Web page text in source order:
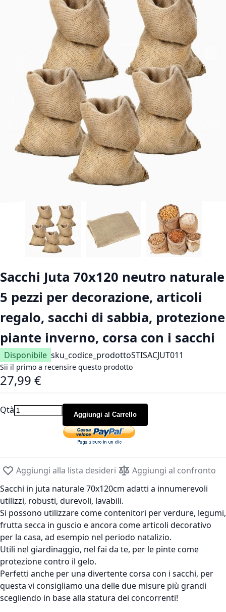
Vai all'inizio della galleria di immagini
Sacchi Juta 70x120 neutro naturale
5 pezzi per decorazione, articoli
regalo, sacchi di sabbia, protezione
piante inverno, corsa con i sacchi
Disponibile sku_codice_prodottoSTISACJUT011
Sii il primo a recensire questo prodotto
27,99 €
Qtà Aggiungi al Carrello
Aggiungi alla lista desideri
Aggiungi al confronto
Sacchi in juta naturale 70x120cm adatti a innumerevoli
utilizzi, robusti, durevoli, lavabili.
Si possono utilizzare come contenitori per verdure, legumi,
frutta secca in guscio e ancora come articoli decorativo
per la casa, ad esempio nel periodo natalizio.
Utili nel giardinaggio, nel fai da te, per le pinte come
protezione contro il gelo.
Perfetti anche per una divertente corsa con i sacchi, per
questa vi consigliamo una delle due misure più grandi
scegliendo in base alla statura dei concorrenti!